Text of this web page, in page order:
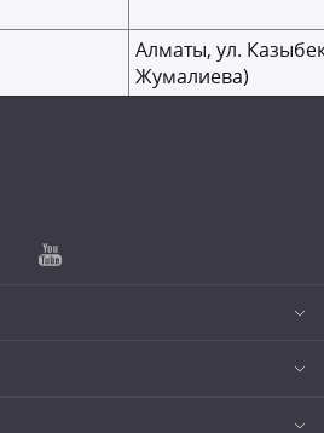
Алматы, ул.
Жумалиева)